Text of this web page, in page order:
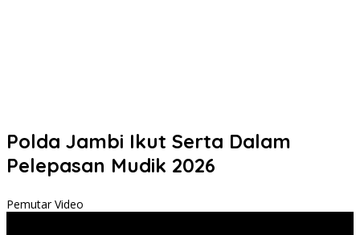
Polda Jambi Ikut Serta Dalam
Pelepasan Mudik 2026
Pemutar Video